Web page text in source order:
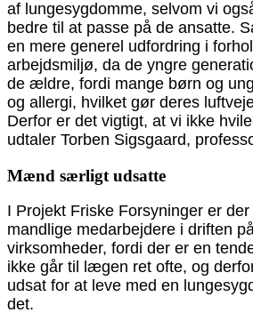
af lungesygdomme, selvom vi
bedre til at passe på de ansatte.
en mere generel udfordring i
arbejdsmiljø, da de yngre
de ældre, fordi mange børn og
og allergi, hvilket gør deres
Derfor er det vigtigt, at vi ikke
udtaler Torben Sigsgaard,
Mænd særligt udsatte
I Projekt Friske Forsyninger er
mandlige medarbejdere i driften
virksomheder, fordi der er en
ikke går til lægen ret ofte, og
udsat for at leve med en
det.